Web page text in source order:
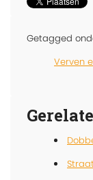
Getagged
Verven